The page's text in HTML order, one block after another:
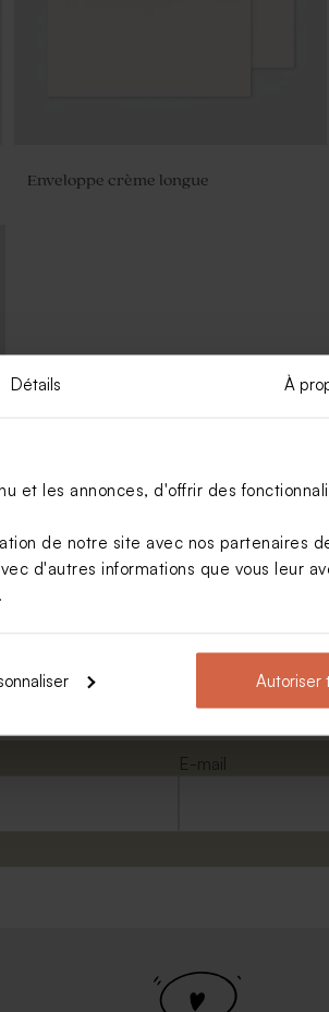
Détails À
et les annonces, d'offrir des
de notre site avec nos partenaires
d'autres informations que vous leur
Autoriser
Enveloppe crème longue
E-mail